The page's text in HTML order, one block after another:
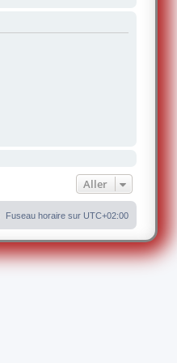
Aller
Fuseau horaire sur UTC+02:00